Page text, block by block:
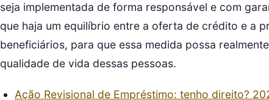
seja implementada de forma responsável e com
que haja um equilíbrio entre a oferta de crédito e a
beneficiários, para que essa medida possa
qualidade de vida dessas pessoas.
Ação Revisional de Empréstimo: tenho direito?